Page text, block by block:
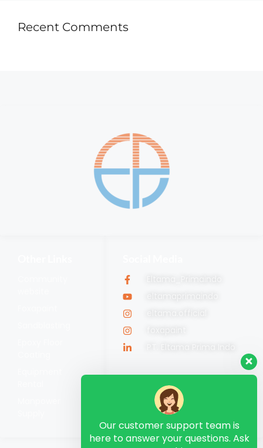
Recent Comments
Our customer support team is
here to answer your questions. Ask